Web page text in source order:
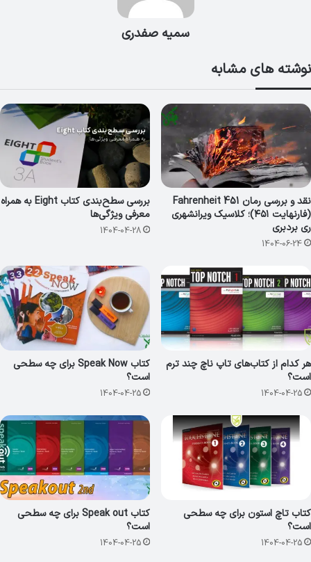
سمیه صفدری
نوشته های مشابه
نقد و بررسی رمان Fahrenheit 451
(فارنهایت ۴۵۱)؛ کلاسیک ویرانشهری
ری بردبری
1404-06-24
بررسی سطح‌بندی کتاب Eight به همراه
معرفی ویژگی‌ها
1404-04-28
هر کدام از کتاب‌های تاپ ناچ چند ترم
است؟
1404-04-25
کتاب Speak Now برای چه سطحی
است؟
1404-04-25
کتاب تاچ استون برای چه سطحی
است؟
1404-04-25
کتاب Speak out برای چه سطحی
است؟
1404-04-25